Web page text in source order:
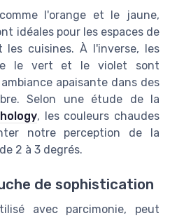
l'orange et le jaune,
idéales pour les espaces de
les cuisines. À l'inverse, les
le vert et le violet sont
apaisante dans des
Selon une étude de la
, les couleurs chaudes
notre perception de la
2 à 3 degrés.
de sophistication
avec parcimonie, peut